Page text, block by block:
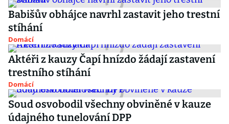
Babišův obhájce navrhl zastavit jeho trestní
stíhání
Domácí
Aktéři z kauzy Čapí hnízdo žádají zastavení
trestního stíhání
Domácí
Soud osvobodil všechny obviněné v kauze
údajného tunelování DPP